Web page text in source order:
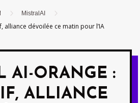
5 MistralAI 5
alliance dévoilée ce matin pour l’IA
AI-ORANGE :
ALLIANCE